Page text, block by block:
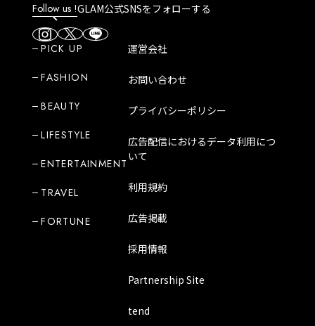
Follow us !GLAM公式SNSをフォローする
PICK UP
FASHION
BEAUTY
LIFESTYLE
ENTERTAINMENT
TRAVEL
FORTUNE
運営会社
お問い合わせ
プライバシーポリシー
広告配信におけるデータ利用につ
いて
利用規約
広告掲載
採用情報
Partnership Site
tend